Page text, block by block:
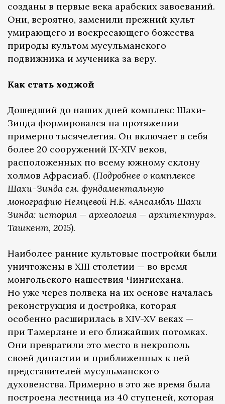
созданы в первые века арабских завоеваний.
Они, вероятно, заменили прежний культ
умирающего и воскресающего божества
природы культом мусульманского
подвижника и мученика за веру.
Как стать ходжой
Дошедший до наших дней комплекс Шахи-
Зинда формировался на протяжении
примерно тысячелетия. Он включает в себя
более 20 сооружений IX-XIV веков,
расположенных по всему южному склону
холмов Афрасиаб. (Подробнее о комплексе
Шахи-Зинда см. фундаментальную
монографию Немцевой Н.Б. «Ансамбль Шахи-
Зинда: история — археология — архитектура».
Ташкент, 2015).
Наиболее ранние культовые постройки были
уничтожены в XIII столетии — во время
монгольского нашествия Чингисхана.
Но уже через полвека на их основе началась
реконструкция и достройка, которая
особенно расширилась в XIV-XV веках —
при Тамерлане и его ближайших потомках.
Они превратили это место в некрополь
своей династии и приближенных к ней
представителей мусульманского
духовенства. Примерно в это же время была
построена лестница из 40 ступеней, которая